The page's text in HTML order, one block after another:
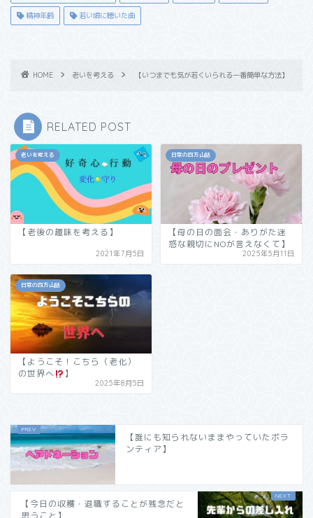
精神年齢 若い頃に聴いた曲
HOME 老いを考える 【いつまでも気が若くいられる一番簡単な方法】
RELATED POST
老いを考える
【老後の趣味を考える】
2021年7月5日
日常の四方山話
【母の日の面会・ありがた迷
惑な親切にNOが言えなくて】
2025年5月11日
日常の四方山話
【ようこそ！こちら（老化）
の世界へ
】
2025年8月5日
【誰にも知られないままやっていたボラ
ンティア】
【今日の収穫・退職することが残念だと